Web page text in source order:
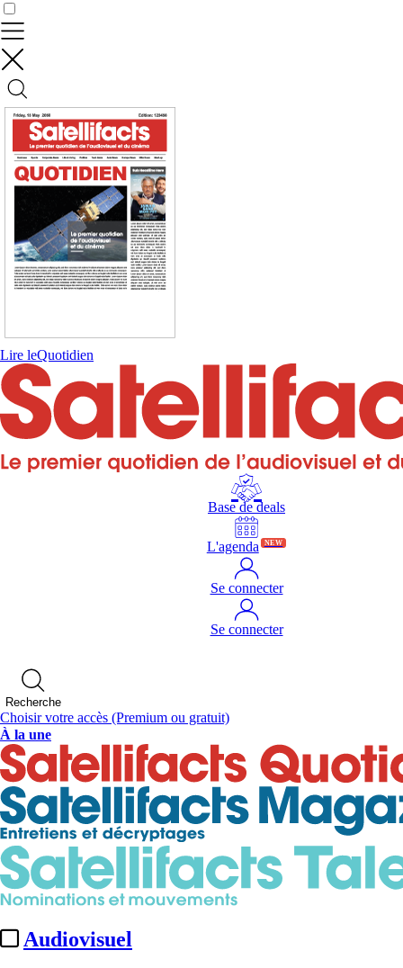
Lire leQuotidien
Base de deals
L'agenda NEW
Se connecter
Se connecter
Recherche
Choisir votre accès (Premium ou gratuit)
À la une
Audiovisuel
Contrôler vos données